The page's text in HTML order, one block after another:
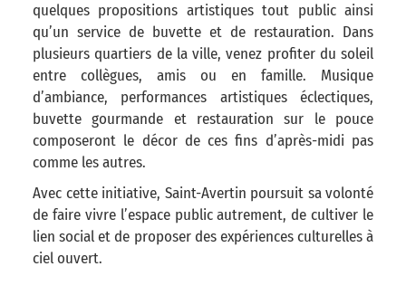
quelques propositions artistiques tout public ainsi
qu’un service de buvette et de restauration. Dans
plusieurs quartiers de la ville, venez profiter du soleil
entre collègues, amis ou en famille. Musique
d’ambiance, performances artistiques éclectiques,
buvette gourmande et restauration sur le pouce
composeront le décor de ces fins d’après-midi pas
comme les autres.
Avec cette initiative, Saint-Avertin poursuit sa volonté
de faire vivre l’espace public autrement, de cultiver le
lien social et de proposer des expériences culturelles à
ciel ouvert.